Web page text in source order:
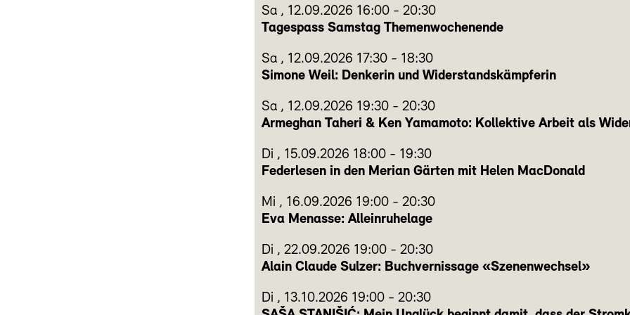
Sa , 12.09.2026 16:00 - 20:30
Tagespass Samstag Themenwochenende
Sa , 12.09.2026 17:30 - 18:30
Simone Weil: Denkerin und Widerstandskämpferin
Sa , 12.09.2026 19:30 - 20:30
Armeghan Taheri & Ken Yamamoto: Kollektive Arbeit als
Di , 15.09.2026 18:00 - 19:30
Federlesen in den Merian Gärten mit Helen MacDonald
Mi , 16.09.2026 19:00 - 20:30
Eva Menasse: Alleinruhelage
Di , 22.09.2026 19:00 - 20:30
Alain Claude Sulzer: Buchvernissage «Szenenwechsel»
Di , 13.10.2026 19:00 - 20:30